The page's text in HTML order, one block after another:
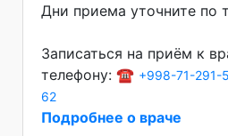
Дни приема уточните по
Записаться на приём к
телефону: ☎️ +998-71-291-
62
Подробнее о враче